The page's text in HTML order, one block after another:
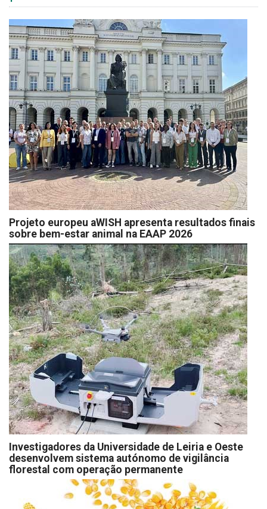
Projeto europeu aWISH apresenta resultados finais
sobre bem-estar animal na EAAP 2026
Investigadores da Universidade de Leiria e Oeste
desenvolvem sistema autónomo de vigilância
florestal com operação permanente